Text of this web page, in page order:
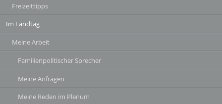
Freizeittipps
Im Landtag
Meine Arbeit
Familienpolitischer Sprecher
Meine Anfragen
Meine Reden im Plenum